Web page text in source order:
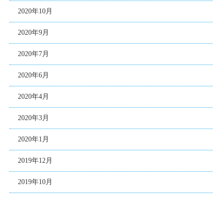
2020年10月
2020年9月
2020年7月
2020年6月
2020年4月
2020年3月
2020年1月
2019年12月
2019年10月